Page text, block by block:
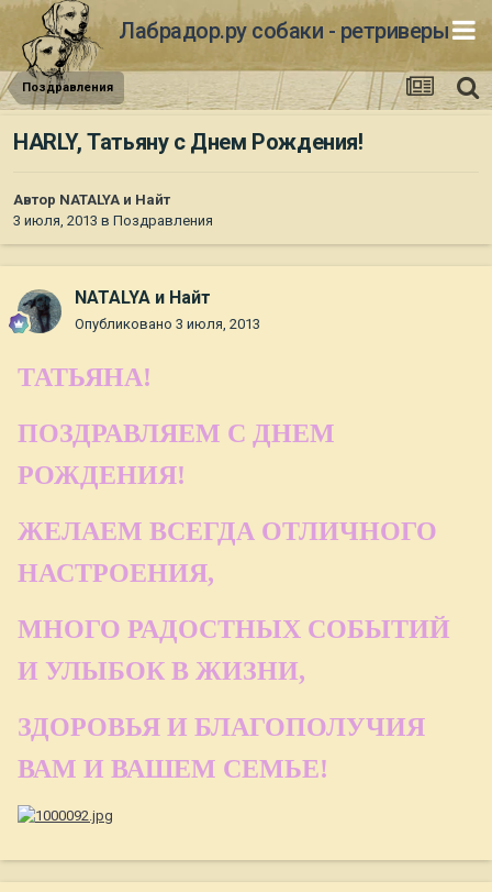
Лабрадор.ру собаки - ретриверы
Поздравления
HARLY, Татьяну с Днем Рождения!
Автор NATALYA и Найт
3 июля, 2013 в Поздравления
NATALYA и Найт
Опубликовано 3 июля, 2013
ТАТЬЯНА!
ПОЗДРАВЛЯЕМ С ДНЕМ
РОЖДЕНИЯ!
ЖЕЛАЕМ ВСЕГДА ОТЛИЧНОГО
НАСТРОЕНИЯ,
МНОГО РАДОСТНЫХ СОБЫТИЙ
И УЛЫБОК В ЖИЗНИ,
ЗДОРОВЬЯ И БЛАГОПОЛУЧИЯ
ВАМ И ВАШЕМ СЕМЬЕ!